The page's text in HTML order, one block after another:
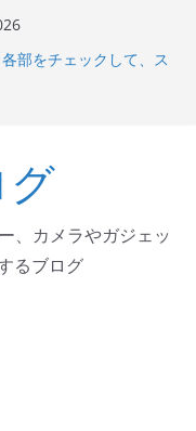
部をチェックして、ス
！
スの動きが判ったら
、カメラやガジェッ
るブログ